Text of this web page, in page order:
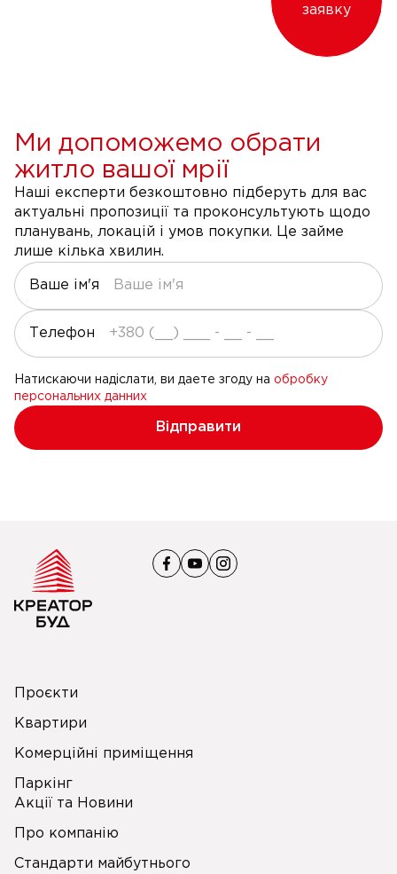
заявку
Ми допоможемо обрати
житло вашої мрії
Наші експерти безкоштовно підберуть для вас
актуальні пропозиції та проконсультують щодо
планувань, локацій і умов покупки. Це займе
лише кілька хвилин.
Ваше ім'я
Телефон
Натискаючи надіслати, ви даете згоду на обробку
персональних данних
Відправити
Проєкти
Квартири
Комерційні приміщення
Паркінг
Акції та Новини
Про компанію
Стандарти майбутнього